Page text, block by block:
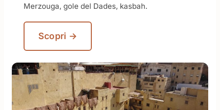
Merzouga, gole del Dades, kasbah.
Scopri →